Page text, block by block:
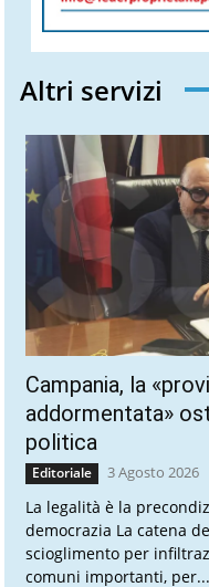
Altri servizi
Campania, la
addormentata»
politica
Editoriale 3 Agosto 2026
La legalità è la
democrazia La catena
scioglimento per
comuni importanti, per...